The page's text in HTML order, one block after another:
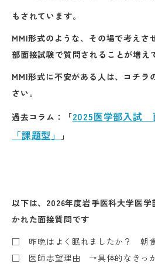
もされています。
MMI形式のような、その場で考えさ
部面接試験で質問されることが増え
MMI形式に不安がある人は、コチラ
さい。
過去コラム：「2025医学部入試
「課題型」
」
以下は、2026年度岩手医科大学医
かれた面接質問です
□ 昨晩はよく眠れましたか？ 朝食
□ 医師志望理由 →具体的なきっか